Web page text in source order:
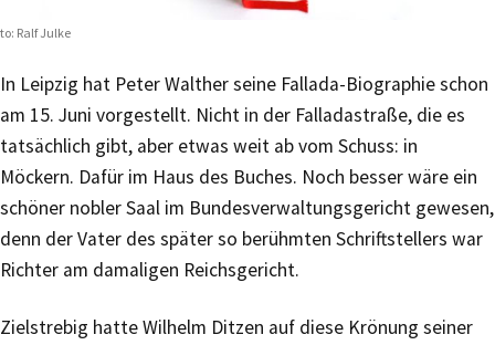
Ralf Julke
In Leipzig hat Peter Walther seine Fallada-Biographie schon
am 15. Juni vorgestellt. Nicht in der Falladastraße, die es
tatsächlich gibt, aber etwas weit ab vom Schuss: in
Möckern. Dafür im Haus des Buches. Noch besser wäre ein
schöner nobler Saal im Bundesverwaltungsgericht gewesen,
denn der Vater des später so berühmten Schriftstellers war
Richter am damaligen Reichsgericht.
Zielstrebig hatte Wilhelm Ditzen auf diese Krönung seiner